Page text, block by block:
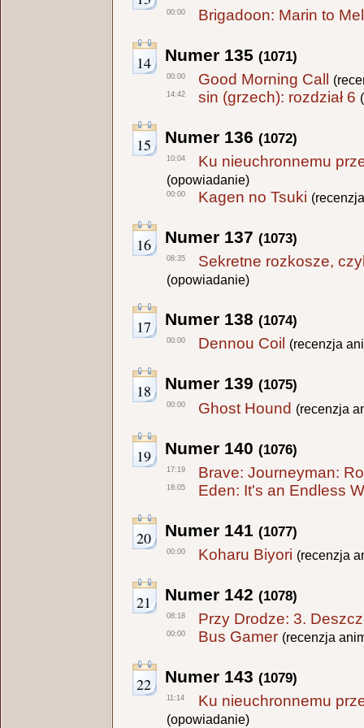
00:00 Brigadoon: Marin to
14 Numer 135 (1071)
00:00 Good Morning Call
14:42 sin (grzech): rozdział 6
15 Numer 136 (1072)
10:04 Ku nieuchronnemu
(opowiadanie)
00:00 Kagen no Tsuki
16 Numer 137 (1073)
08:35 Sekretne rozkosze,
(opowiadanie)
17 Numer 138 (1074)
00:00 Dennou Coil (recenzja
18 Numer 139 (1075)
00:00 Ghost Hound (recenzja
19 Numer 140 (1076)
17:19 Brave: Journeyman:
18:05 Eden: It's an Endless
20 Numer 141 (1077)
00:00 Koharu Biyori (recenzja
21 Numer 142 (1078)
08:18 Przy Drodze: 3.
00:00 Bus Gamer (recenzja
22 Numer 143 (1079)
11:14 Ku nieuchronnemu
(opowiadanie)